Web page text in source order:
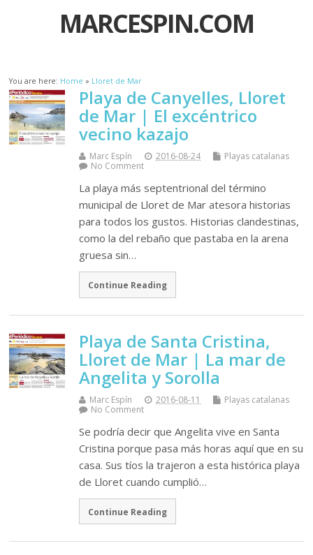
MARCESPIN.COM
You are here: Home » Lloret de Mar
Playa de Canyelles, Lloret
de Mar | El excéntrico
vecino kazajo
Marc Espín 2016-08-24
Playas catalanas
No Comment
La playa más septentrional del término
municipal de Lloret de Mar atesora historias
para todos los gustos. Historias clandestinas,
como la del rebaño que pastaba en la arena
gruesa sin…
Continue Reading
Playa de Santa Cristina,
Lloret de Mar | La mar de
Angelita y Sorolla
Marc Espín 2016-08-11
Playas catalanas
No Comment
Se podría decir que Angelita vive en Santa
Cristina porque pasa más horas aquí que en su
casa. Sus tíos la trajeron a esta histórica playa
de Lloret cuando cumplió…
Continue Reading